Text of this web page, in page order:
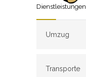
Dienstleistungen
Umzug
Transporte